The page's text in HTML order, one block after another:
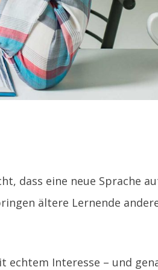
dass eine neue Sprache
ältere Lernende
Interesse – und